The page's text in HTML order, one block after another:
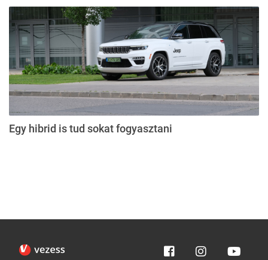
Egy hibrid is tud sokat fogyasztani